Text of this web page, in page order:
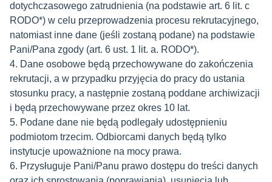
dotychczasowego zatrudnienia (na podstawie art. 6 lit. c
RODO*) w celu przeprowadzenia procesu rekrutacyjnego,
natomiast inne dane (jeśli zostaną podane) na podstawie
Pani/Pana zgody (art. 6 ust. 1 lit. a. RODO*).
4. Dane osobowe będą przechowywane do zakończenia
rekrutacji, a w przypadku przyjęcia do pracy do ustania
stosunku pracy, a następnie zostaną poddane archiwizacji
i będą przechowywane przez okres 10 lat.
5. Podane dane nie będą podlegały udostępnieniu
podmiotom trzecim. Odbiorcami danych będą tylko
instytucje upoważnione na mocy prawa.
6. Przysługuje Pani/Panu prawo dostępu do treści danych